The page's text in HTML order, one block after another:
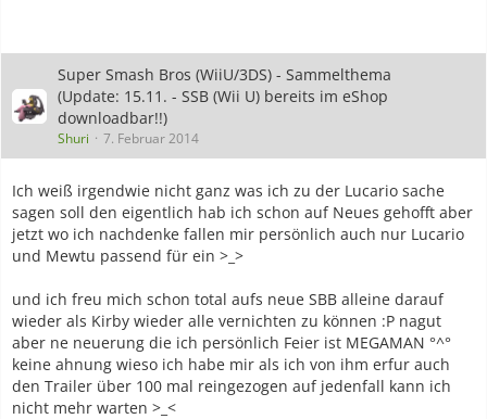
Super Smash Bros (WiiU/3DS) - Sammelthema
(Update: 15.11. - SSB (Wii U) bereits im eShop
downloadbar!!)
Shuri 7. Februar 2014
Ich weiß irgendwie nicht ganz was ich zu der Lucario sache
sagen soll den eigentlich hab ich schon auf Neues gehofft aber
jetzt wo ich nachdenke fallen mir persönlich auch nur Lucario
und Mewtu passend für ein >_>
und ich freu mich schon total aufs neue SBB alleine darauf
wieder als Kirby wieder alle vernichten zu können :P nagut
aber ne neuerung die ich persönlich Feier ist MEGAMAN °^°
keine ahnung wieso ich habe mir als ich von ihm erfur auch
den Trailer über 100 mal reingezogen auf jedenfall kann ich
nicht mehr warten >_<